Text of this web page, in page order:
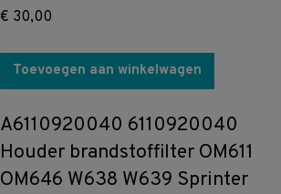
€ 30,00
Toevoegen aan winkelwagen
A6110920040 6110920040
Houder brandstoffilter OM611
OM646 W638 W639 Sprinter